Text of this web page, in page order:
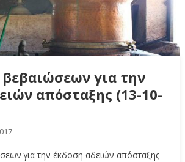
για την
απόσταξης (13-10-
για την έκδοση αδειών απόσταξης